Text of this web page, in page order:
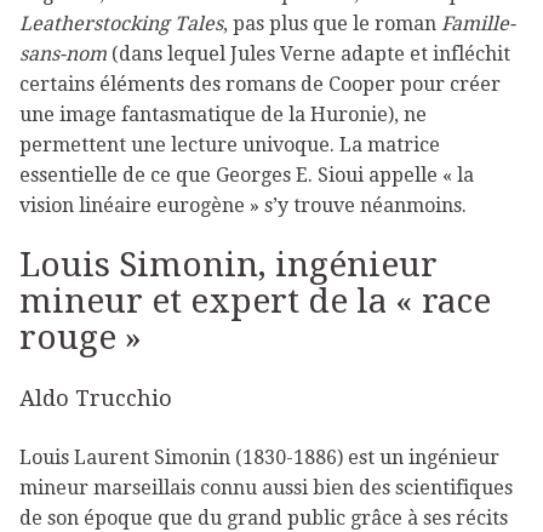
Leatherstocking Tales, pas plus que le roman Famille-
sans-nom (dans lequel Jules Verne adapte et infléchit
certains éléments des romans de Cooper pour créer
une image fantasmatique de la Huronie), ne
permettent une lecture univoque. La matrice
essentielle de ce que Georges E. Sioui appelle « la
vision linéaire eurogène » s’y trouve néanmoins.
Louis Simonin, ingénieur
mineur et expert de la « race
rouge »
Aldo Trucchio
Louis Laurent Simonin (1830-1886) est un ingénieur
mineur marseillais connu aussi bien des scientifiques
de son époque que du grand public grâce à ses récits